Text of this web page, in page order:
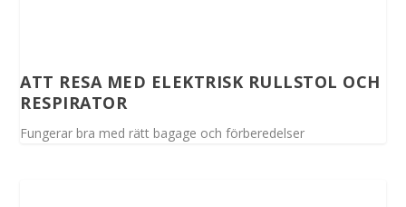
ATT RESA MED ELEKTRISK RULLSTOL OCH
RESPIRATOR
Fungerar bra med rätt bagage och förberedelser